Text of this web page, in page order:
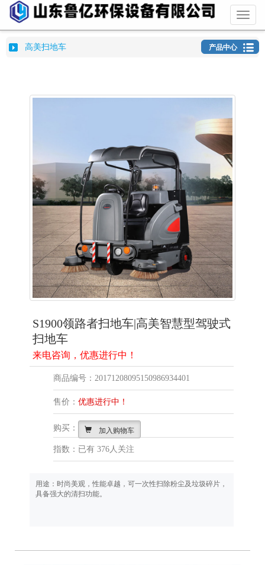
Toggle
高美扫地车 产品中心
S1900领路者扫地车|高美智慧型驾驶式
扫地车
来电咨询，优惠进行中！
商品编号：20171208095150986934401
售价： 优惠进行中！
购买： 加入购物车
指数：已有 376人关注
用途：时尚美观，性能卓越，可一次性扫除粉尘及垃圾碎片，
具备强大的清扫功能。